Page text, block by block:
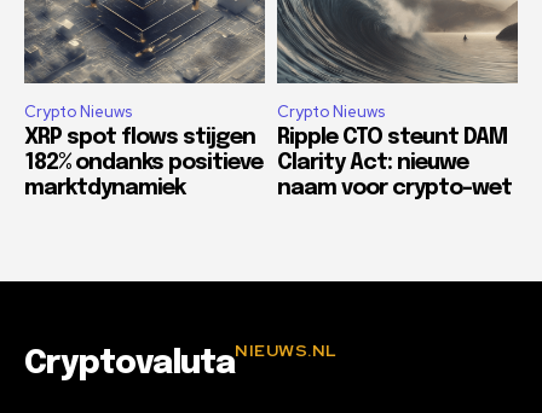
Crypto Nieuws
XRP spot flows stijgen
182% ondanks positieve
marktdynamiek
Crypto Nieuws
Ripple CTO steunt DAM
Clarity Act: nieuwe
naam voor crypto-wet
CryptovalutaNIEUWS.NL